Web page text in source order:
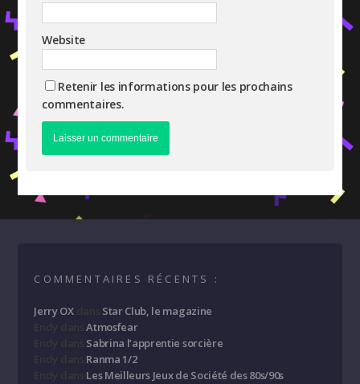
Website
Retenir les informations pour les prochains
commentaires.
COMMENTAIRES RÉCENTS :
Jerry OXdans Star Club, le magazine
dansAtmosfear
Sabrina l’apprentie sorcière
Ranma 1/2
Les Meilleurs Jeux de Société des 80s/90s